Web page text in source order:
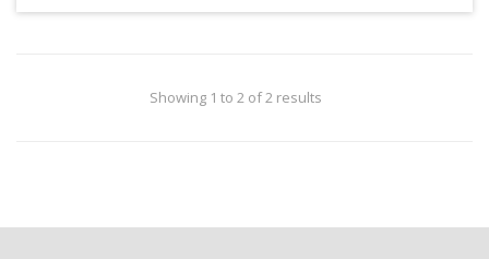
Showing 1 to 2 of 2 results